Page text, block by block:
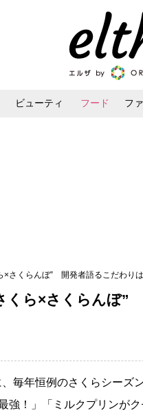
ビューティ フード フ
×さくらんぼ” 開発者語るこだわりは
くら×さくらんぼ
毎年恒例のさくらシーズ
強！」「ミルクプリンが